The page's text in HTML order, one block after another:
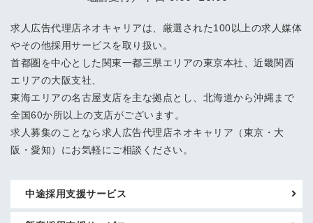
求人広告代理店ネオキャリアは、厳選された100以上の求人媒体
やその他採用サービスを取り扱い。
首都圏を中心とした関東一都三県エリアの東京本社、近畿関西
エリアの大阪支社、
東海エリアの名古屋支店を主な拠点とし、北海道から沖縄まで
全国60か所以上の支店がございます。
求人募集のことなら求人広告代理店ネオキャリア（東京・大
阪・愛知）にお気軽にご相談ください。
中途採用支援サービス